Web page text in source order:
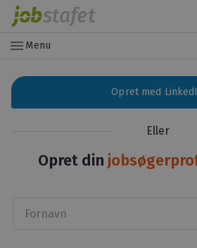
menu Menu
Opret med
Eller
Opret din
Fornavn